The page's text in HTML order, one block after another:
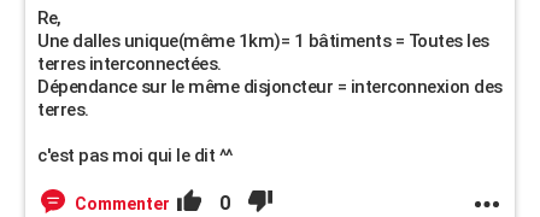
Re,
Une dalles unique(même 1km)= 1 bâtiments = Toutes les
terres interconnectées.
Dépendance sur le même disjoncteur = interconnexion des
terres.
c'est pas moi qui le dit ^^
Commenter 0